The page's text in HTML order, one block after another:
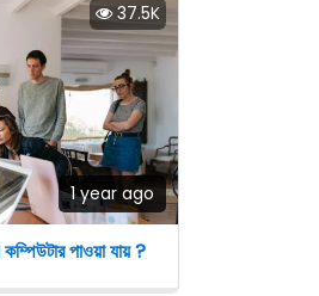
37.5K
1 year ago
পাওয়া যায় ?